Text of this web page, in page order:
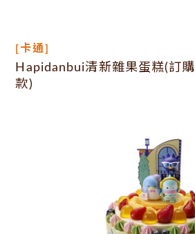
[卡通]
Hapidanbui清新雜果蛋糕(訂購
款)